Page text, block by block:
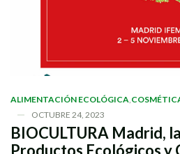
ALIMENTACIÓN ECOLÓGICA,
OCTUBRE 24, 2023
BIOCULTURA Madrid,